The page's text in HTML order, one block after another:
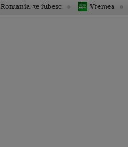
Romania, te iubesc Vremea